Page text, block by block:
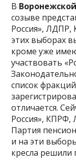
В Воронежской
созыве
Россия», ЛДПР,
этих выборах
кроме уже
участвовать
список
отличается.
Россия»,
Партия
и на эти
кресла решили